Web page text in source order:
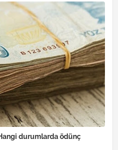
durumlarda ödünç